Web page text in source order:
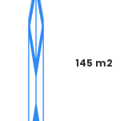
145 m2